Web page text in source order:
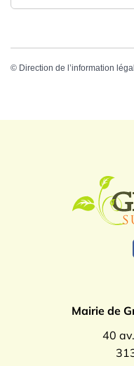
© Direction de l’information
Mairie de
40